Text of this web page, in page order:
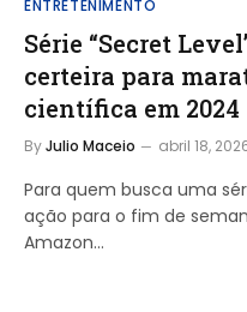
ENTRETENIMENTO
Série “Secret
certeira para
científica em 2024
ByJulio Maceio abril 18,
Para quem busca uma
ação para o fim de
Amazon…